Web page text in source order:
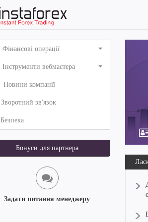
Фінансові операції
Інструменти вебмастера
Новини компанії
Зворотний зв'язок
Безпека
Бонуси для партнера
Задати питання менеджеру